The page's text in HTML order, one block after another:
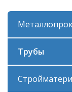
Трубы